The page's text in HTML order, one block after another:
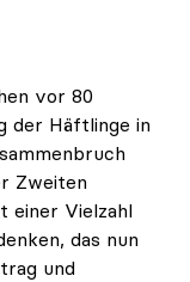
vor 80
der Häftlinge in
Zweiten
einer Vielzahl
das nun
und